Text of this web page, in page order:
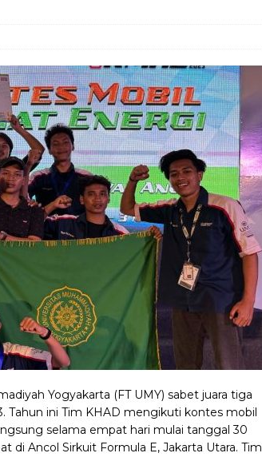
Yogyakarta (FT UMY) sabet juara tiga
Tahun ini Tim KHAD mengikuti kontes mobil
selama empat hari mulai tanggal 30
Ancol Sirkuit Formula E, Jakarta Utara. Tim